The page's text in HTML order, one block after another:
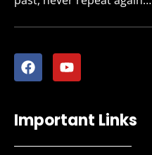
Important Links